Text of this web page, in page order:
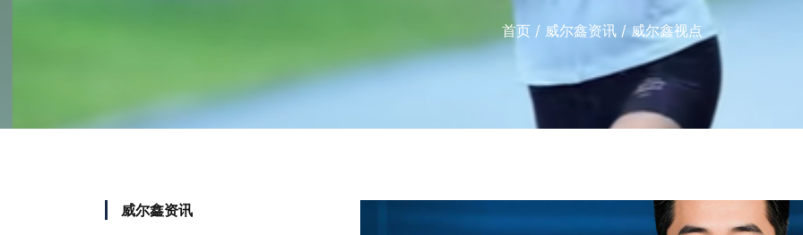
首页 / 威尔鑫资讯 / 威尔鑫视点
威尔鑫资讯